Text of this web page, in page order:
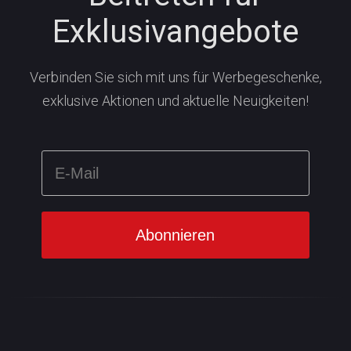
Exklusivangebote
Verbinden Sie sich mit uns für Werbegeschenke,
exklusive Aktionen und aktuelle Neuigkeiten!